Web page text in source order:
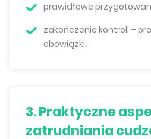
prawidłowe
zakończenie kontroli –
obowiązki.
3. Praktyczne
zatrudniania